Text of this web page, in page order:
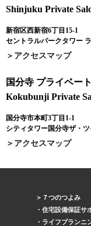
Shinjuku Private
新宿区西新宿6丁目15-1
セントラルパークタワー
アクセスマップ
国分寺 プライベー
Kokubunji Private
国分寺市本町3丁目1-1
シティタワー国分寺ザ・
アクセスマップ
７つのつよみ
住宅設備保証サ
ライフプランニ